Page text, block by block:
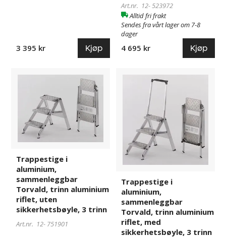
3 395 kr Kjøp
Art.nr. 12-523972
Alltid fri frakt
Sendes fra vårt lager om 7-8
dager
4 695 kr Kjøp
Trappestige
aluminium,
sammenleggbar
Torvald,
trinn
aluminium
uten
sikkerhetsbøyle,
trinn
751901
Trappestige i
aluminium,
sammenleggbar
Torvald, trinn aluminium
riflet, uten
sikkerhetsbøyle, 3 trinn
Art.nr. 12- 751901
Trappestige
aluminium,
sammenleggbar
Torvald,
aluminium
riflet,
trinn
Trappestige i
aluminium,
sammenleggbar
Torvald, trinn aluminium
riflet, med
sikkerhetsbøyle, 3 trinn